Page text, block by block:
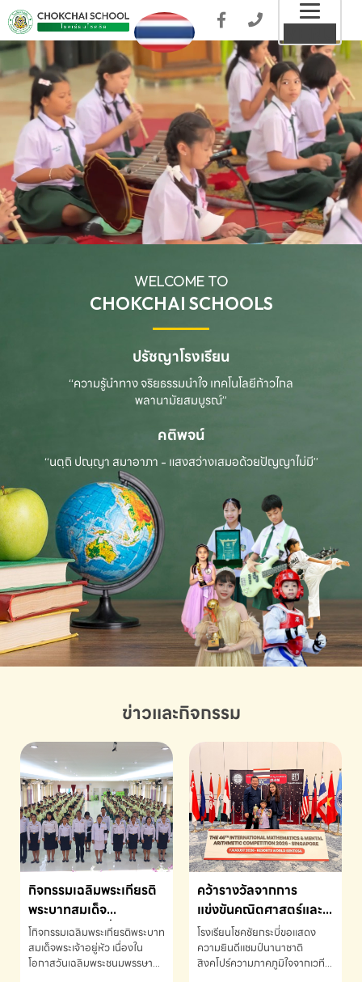
WELCOME TO
CHOKCHAI SCHOOLS
ปรัชญาโรงเรียน
“ความรู้นำทาง จริยธรรมนำใจ เทคโนโลยีก้าวไกล
พลานามัยสมบูรณ์”
คติพจน์
“นตฺถิ ปณฺญา สมาอาภา - แสงสว่างเสมอด้วยปัญญาไม่มี”
ข่าวและกิจกรรม
กิจกรรมเฉลิมพระเกียรติ
พระบาทสมเด็จ
พระเจ้าอยู่หัว เนื่องใน
โอกาสวันเฉลิม
พระชนมพรรษา
โกิจกรรมเฉลิมพระเกียรติพระบาท
สมเด็จพระเจ้าอยู่หัว เนื่องใน
โอกาสวันเฉลิมพระชนมพรรษา
คว้ารางวัลจากการ
แข่งขันคณิตศาสตร์และ
คณิตคิดเร็วนานาชาติ
ครั้งที่ 46 ประจำปี 2569
ณ ประเทศสิงคโปร์
โรงเรียนโชคชัยกระบี่ขอแสดง
ความยินดีแชมป์นานาชาติ
สิงคโปร์ความภาคภูมิใจจากเวที